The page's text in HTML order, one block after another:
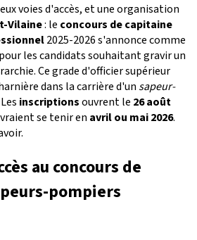
voies d'accès, et une organisation
Vilaine: le concours de capitaine
2025-2026 s'annonce comme
les candidats souhaitant gravir un
Ce grade d'officier supérieur
dans la carrière d'un sapeur-
inscriptionsouvrent le 26 août
se tenir en avril ou mai 2026.
au concours de
pompiers